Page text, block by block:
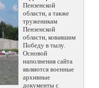
Пензенской
области, а также
труженикам
Пензенской
области, ковавшим
Победу в тылу.
Основой
наполнения сайта
являются военные
архивные
документы с